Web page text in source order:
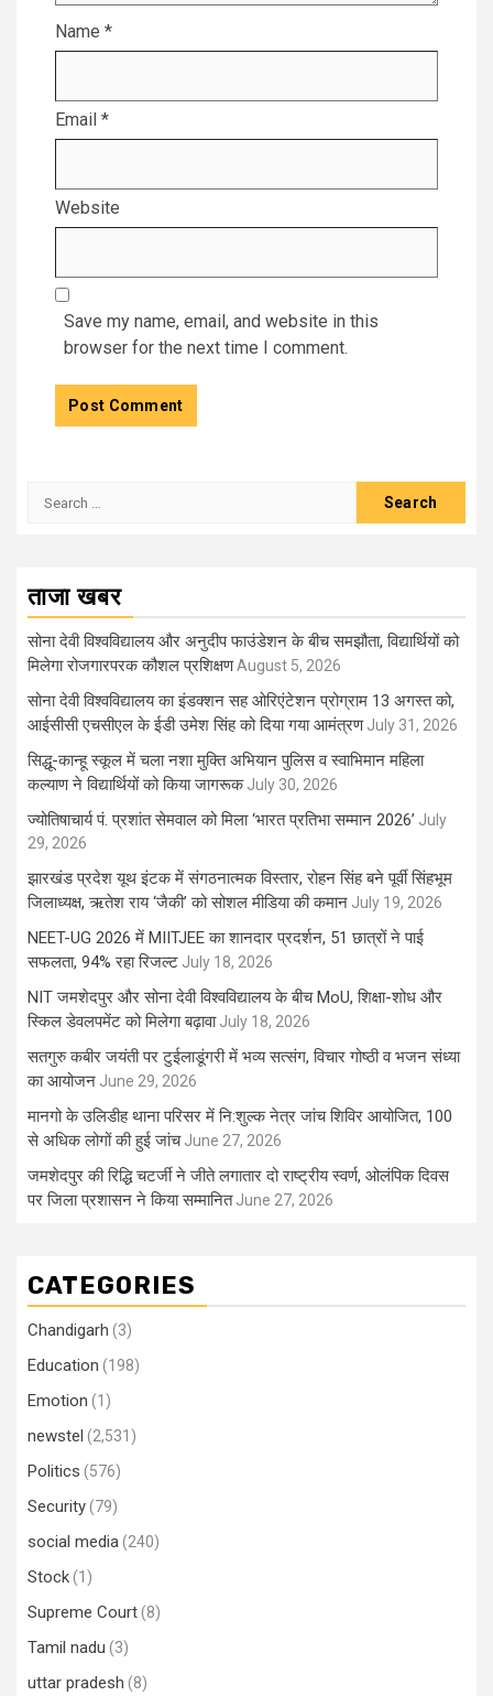
Name *
Email *
Website
Save my name, email, and website in this
browser for the next time I comment.
Search
ताजा खबर
सोना देवी विश्वविद्यालय और अनुदीप फाउंडेशन के बीच समझौता, विद्यार्थियों को
मिलेगा रोजगारपरक कौशल प्रशिक्षणAugust 5, 2026
सोना देवी विश्वविद्यालय का इंडक्शन सह ओरिएंटेशन प्रोग्राम 13 अगस्त को,
आईसीसी एचसीएल के ईडी उमेश सिंह को दिया गया आमंत्रण July 31, 2026
सिद्धू-कान्हू स्कूल में चला नशा मुक्ति अभियान पुलिस व स्वाभिमान महिला
कल्याण ने विद्यार्थियों को किया जागरूक July 30, 2026
ज्योतिषाचार्य पं. प्रशांत सेमवाल को मिला ‘भारत प्रतिभा सम्मान 2026’ July
29, 2026
झारखंड प्रदेश यूथ इंटक में संगठनात्मक विस्तार, रोहन सिंह बने पूर्वी सिंहभूम
जिलाध्यक्ष, ऋतेश राय ‘जैकी’ को सोशल मीडिया की कमान July 19, 2026
NEET-UG 2026 में MIITJEE का शानदार प्रदर्शन, 51 छात्रों ने पाई
सफलता, 94% रहा रिजल्ट July 18, 2026
NIT जमशेदपुर और सोना देवी विश्वविद्यालय के बीच MoU, शिक्षा-शोध और
स्किल डेवलपमेंट को मिलेगा बढ़ावा July 18, 2026
सतगुरु कबीर जयंती पर टुईलाडूंगरी में भव्य सत्संग, विचार गोष्ठी व भजन संध्या
का आयोजन June 29, 2026
मानगो के उलिडीह थाना परिसर में नि:शुल्क नेत्र जांच शिविर आयोजित, 100
से अधिक लोगों की हुई जांच June 27, 2026
जमशेदपुर की रिद्धि चटर्जी ने जीते लगातार दो राष्ट्रीय स्वर्ण, ओलंपिक दिवस
पर जिला प्रशासन ने किया सम्मानित June 27, 2026
CATEGORIES
Chandigarh (3)
Education (198)
Emotion (1)
newstel (2,531)
Politics (576)
Security(79)
social media(240)
Stock(1)
Supreme Court(8)
Tamil nadu (3)
uttar pradesh (8)